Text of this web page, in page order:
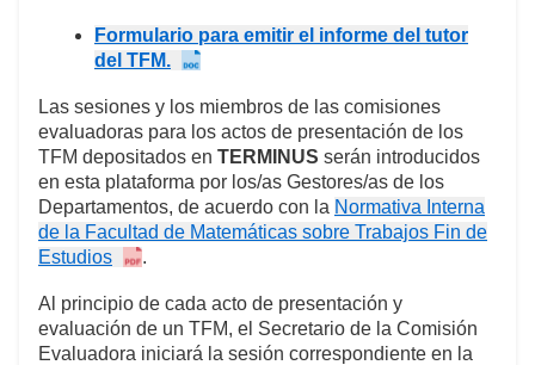
Formulario para emitir el informe del tutor
del TFM.
Las sesiones y los miembros de las comisiones
evaluadoras para los actos de presentación de los
TFM depositados en TERMINUS serán introducidos
en esta plataforma por los/as Gestores/as de los
Departamentos, de acuerdo con la Normativa Interna
de la Facultad de Matemáticas sobre Trabajos Fin de
Estudios
.
Al principio de cada acto de presentación y
evaluación de un TFM, el Secretario de la Comisión
Evaluadora iniciará la sesión correspondiente en la